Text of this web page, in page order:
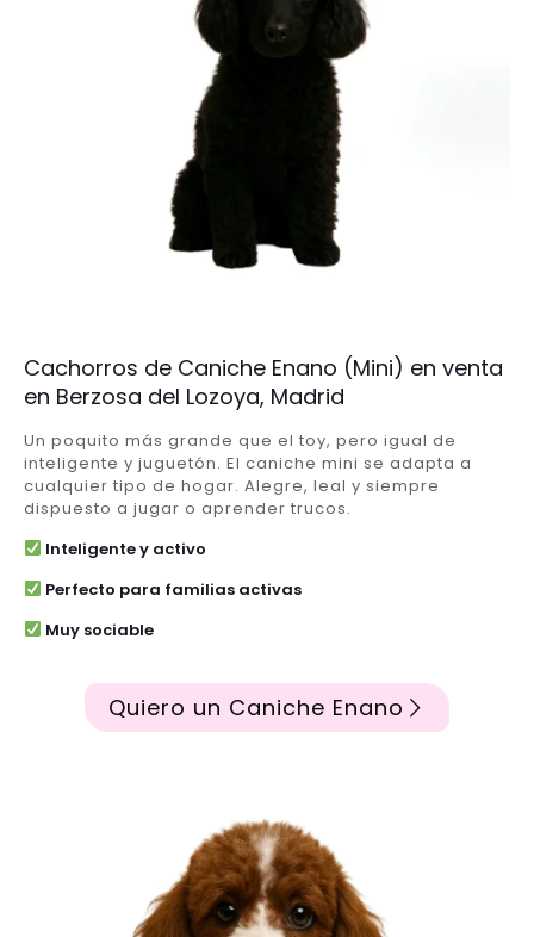
Cachorros de Caniche Enano (Mini) en venta
en Berzosa del Lozoya, Madrid
Un poquito más grande que el toy, pero igual de
inteligente y juguetón. El caniche mini se adapta a
cualquier tipo de hogar. Alegre, leal y siempre
dispuesto a jugar o aprender trucos.
Inteligente y activo
Perfecto para familias activas
Muy sociable
Quiero un Caniche Enano